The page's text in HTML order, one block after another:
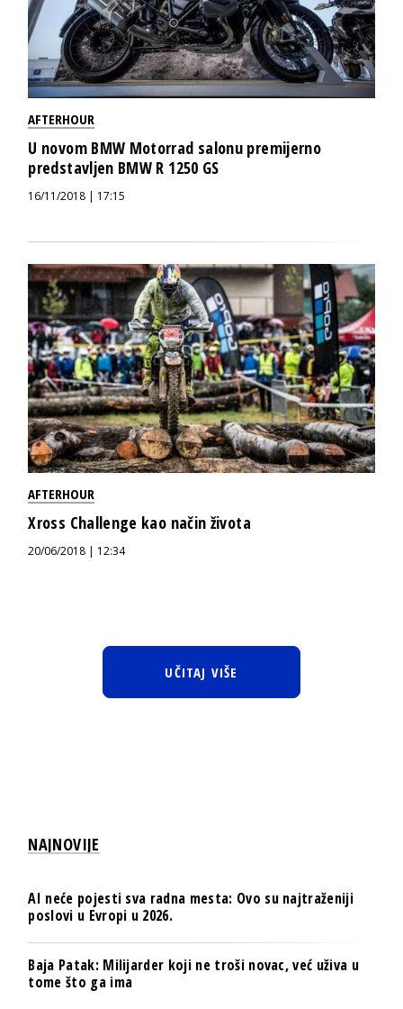
AFTERHOUR
U novom BMW Motorrad salonu premijerno
predstavljen BMW R 1250 GS
16/11/2018 | 17:15
AFTERHOUR
Xross Challenge kao način života
20/06/2018 | 12:34
UČITAJ VIŠE
NAJNOVIJE
AI neće pojesti sva radna mesta: Ovo su najtraženiji
poslovi u Evropi u 2026.
Baja Patak: Milijarder koji ne troši novac, već uživa u
tome što ga ima